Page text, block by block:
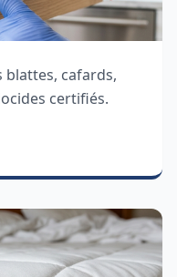
cafards,
certifiés.